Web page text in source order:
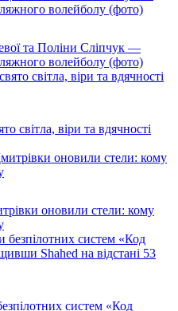
та Поліни Сліпчук —
волейболу (фото)
світла, віри та вдячності
оновили стели: кому
систем «Код